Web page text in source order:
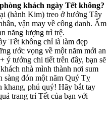
khách ngày Tết không?
(hành Kim) treo ở hướng Tây
vận may về công danh. Âm
năng lượng trì trệ.
Tết không chỉ là làm đẹp
ước vọng về một năm mới an
ý tưởng chi tiết trên đây, bạn sẽ
nhà mình thành nơi sum
sàng đón một năm Quý Tỵ
khang, phú quý! Hãy bắt tay
trang trí Tết của bạn với